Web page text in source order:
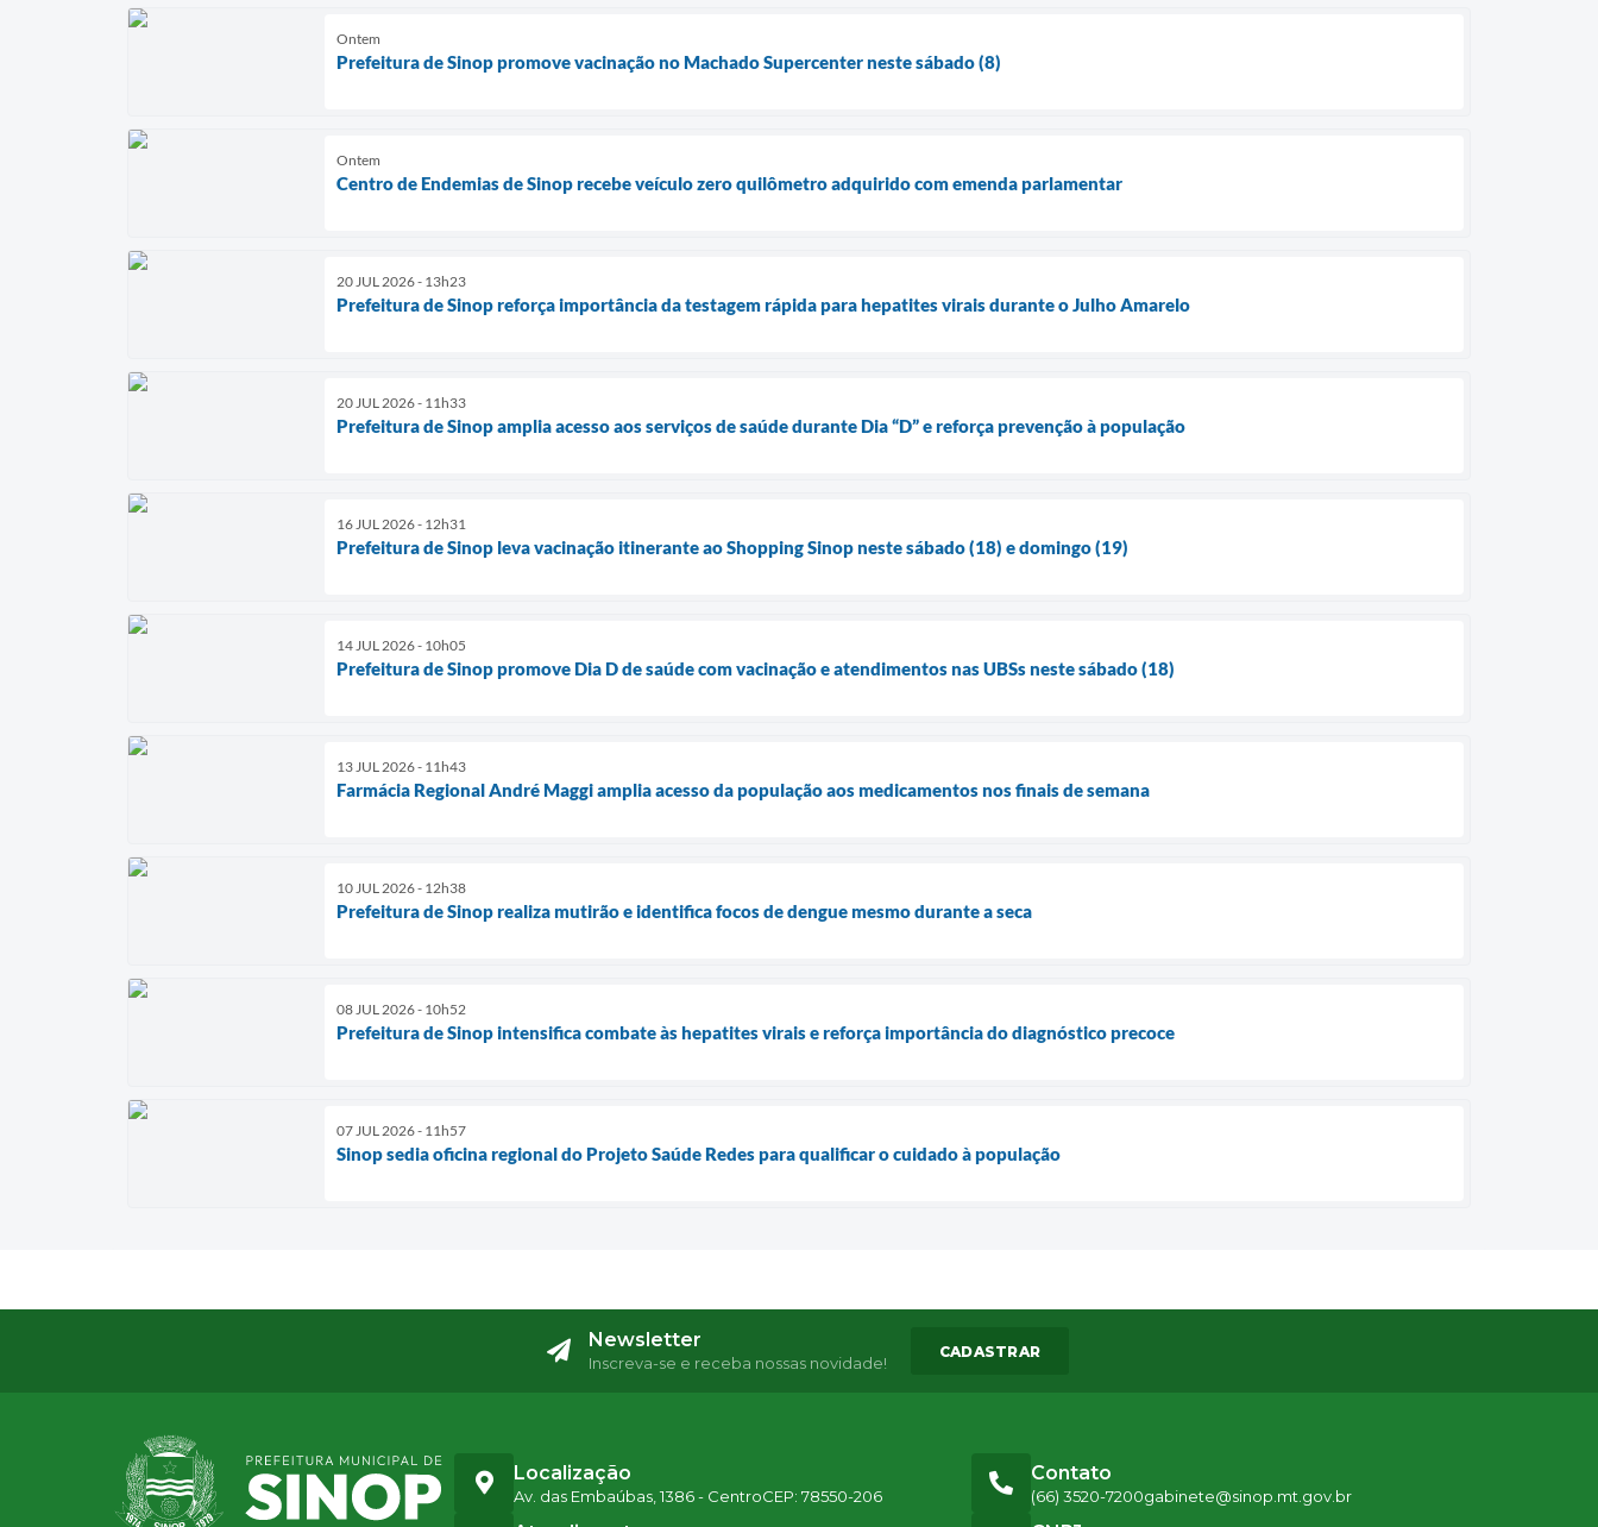
Ontem
Prefeitura de Sinop promove vacinação no Machado Supercenter neste sábado (8)
Ontem
Centro de Endemias de Sinop recebe veículo zero quilômetro adquirido com emenda parlamentar
20 JUL 2026 - 13h23
Prefeitura de Sinop reforça importância da testagem rápida para hepatites virais durante o Julho Amarelo
20 JUL 2026 - 11h33
Prefeitura de Sinop amplia acesso aos serviços de saúde durante Dia “D” e reforça prevenção à população
16 JUL 2026 - 12h31
Prefeitura de Sinop leva vacinação itinerante ao Shopping Sinop neste sábado (18) e domingo (19)
14 JUL 2026 - 10h05
Prefeitura de Sinop promove Dia D de saúde com vacinação e atendimentos nas UBSs neste sábado (18)
13 JUL 2026 - 11h43
Farmácia Regional André Maggi amplia acesso da população aos medicamentos nos finais de semana
10 JUL 2026 - 12h38
Prefeitura de Sinop realiza mutirão e identifica focos de dengue mesmo durante a seca
08 JUL 2026 - 10h52
Prefeitura de Sinop intensifica combate às hepatites virais e reforça importância do diagnóstico precoce
07 JUL 2026 - 11h57
Sinop sedia oficina regional do Projeto Saúde Redes para qualificar o cuidado à população
Newsletter
Inscreva-se e receba nossas novidade!
CADASTRAR
Localização
Av. das Embaúbas, 1386 - CentroCEP: 78550-206
Contato
(66) 3520-7200gabinete@sinop.mt.gov.br